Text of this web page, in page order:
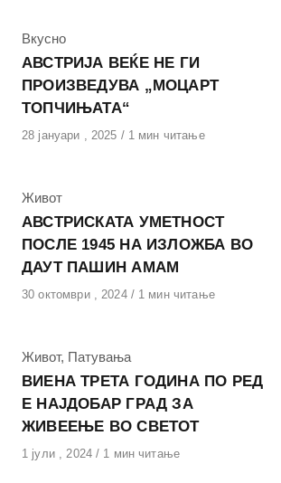
КАтегорија
Вкусно
АВСТРИЈА ВЕЌЕ НЕ ГИ
ПРОИЗВЕДУВА „МОЦАРТ
ТОПЧИЊАТА“
Објавено
28 јануари , 2025 1 мин читање
КАтегорија
Живот
АВСТРИСКАТА УМЕТНОСТ
ПОСЛЕ 1945 НА ИЗЛОЖБА ВО
ДАУТ ПАШИН АМАМ
Објавено
30 октомври , 2024 1 мин читање
КАтегорија
Живот, Патувања
ВИЕНА ТРЕТА ГОДИНА ПО РЕД
Е НАЈДОБАР ГРАД ЗА
ЖИВЕЕЊЕ ВО СВЕТОТ
Објавено
1 јули , 2024 1 мин читање